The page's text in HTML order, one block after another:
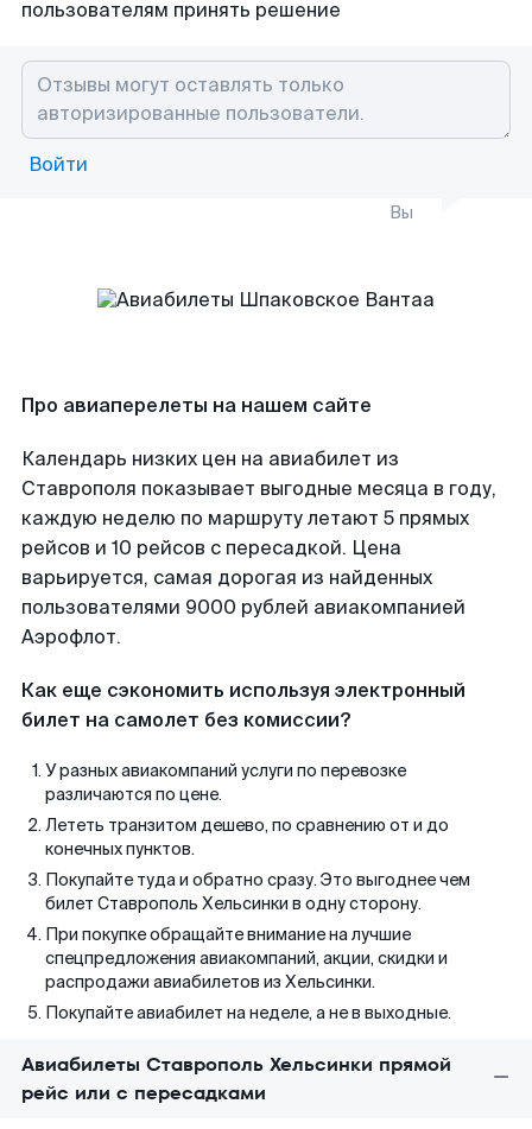
пользователям принять решение
Войти
Вы
Про авиаперелеты на нашем сайте
Календарь низких цен на авиабилет из
Ставрополя показывает выгодные месяца в году,
каждую неделю по маршруту летают 5 прямых
рейсов и 10 рейсов с пересадкой. Цена
варьируется, самая дорогая из найденных
пользователями 9000 рублей авиакомпанией
Аэрофлот.
Как еще сэкономить используя электронный
билет на самолет без комиссии?
У разных авиакомпаний услуги по перевозке
различаются по цене.
Лететь транзитом дешево, по сравнению от и до
конечных пунктов.
Покупайте туда и обратно сразу. Это выгоднее чем
билет Ставрополь Хельсинки в одну сторону.
При покупке обращайте внимание на лучшие
спецпредложения авиакомпаний, акции, скидки и
распродажи авиабилетов из Хельсинки.
Покупайте авиабилет на неделе, а не в выходные.
Авиабилеты Ставрополь Хельсинки прямой
рейс или с пересадками